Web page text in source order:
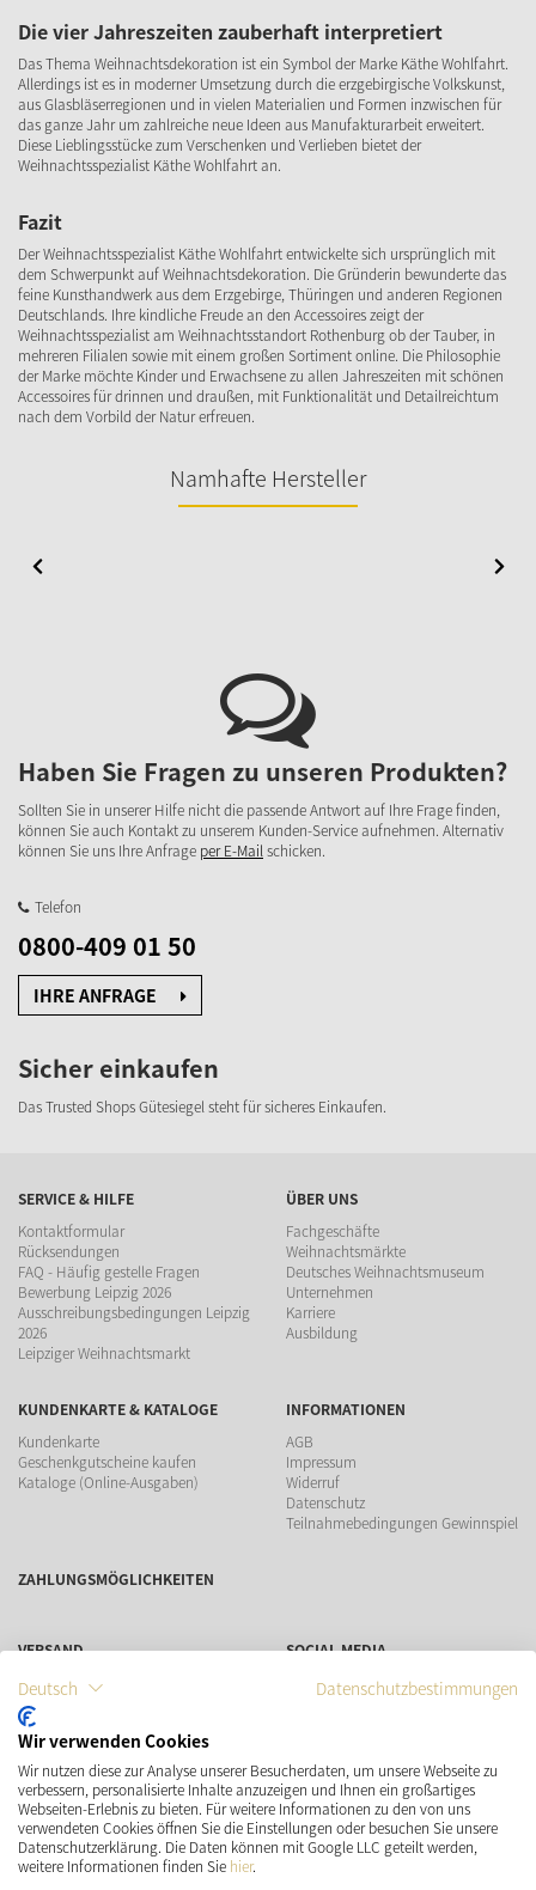
Die vier Jahreszeiten zauberhaft interpretiert
Das Thema Weihnachtsdekoration ist ein Symbol der Marke Käthe Wohlfahrt.
Allerdings ist es in moderner Umsetzung durch die erzgebirgische Volkskunst,
aus Glasbläserregionen und in vielen Materialien und Formen inzwischen für
das ganze Jahr um zahlreiche neue Ideen aus Manufakturarbeit erweitert.
Diese Lieblingsstücke zum Verschenken und Verlieben bietet der
Weihnachtsspezialist Käthe Wohlfahrt an.
Fazit
Der Weihnachtsspezialist Käthe Wohlfahrt entwickelte sich ursprünglich mit
dem Schwerpunkt auf Weihnachtsdekoration. Die Gründerin bewunderte das
feine Kunsthandwerk aus dem Erzgebirge, Thüringen und anderen Regionen
Deutschlands. Ihre kindliche Freude an den Accessoires zeigt der
Weihnachtsspezialist am Weihnachtsstandort Rothenburg ob der Tauber, in
mehreren Filialen sowie mit einem großen Sortiment online. Die Philosophie
der Marke möchte Kinder und Erwachsene zu allen Jahreszeiten mit schönen
Accessoires für drinnen und draußen, mit Funktionalität und Detailreichtum
nach dem Vorbild der Natur erfreuen.
Namhafte Hersteller
Haben Sie Fragen zu unseren Produkten?
Sollten Sie in unserer Hilfe nicht die passende Antwort auf Ihre Frage finden,
können Sie auch Kontakt zu unserem Kunden-Service aufnehmen. Alternativ
können Sie uns Ihre Anfrage per E-Mailschicken.
Telefon
0800-409 01 50
IHRE ANFRAGE
Sicher einkaufen
Das Trusted Shops Gütesiegel steht für sicheres Einkaufen.
SERVICE & HILFE
Kontaktformular
Rücksendungen
FAQ - Häufig gestelle Fragen
Bewerbung Leipzig 2026
Ausschreibungsbedingungen Leipzig
2026
Leipziger Weihnachtsmarkt
ÜBER UNS
Fachgeschäfte
Weihnachtsmärkte
Deutsches Weihnachtsmuseum
Unternehmen
Karriere
Ausbildung
KUNDENKARTE & KATALOGE
Kundenkarte
Geschenkgutscheine kaufen
Kataloge (Online-Ausgaben)
INFORMATIONEN
AGB
Impressum
Widerruf
Datenschutz
Teilnahmebedingungen Gewinnspiel
ZAHLUNGSMÖGLICHKEITEN
VERSAND SOCIAL MEDIA
* Preisangaben inkl. gesetzl. MwSt. und zzgl.
Deutsch Datenschutzbestimmungen
Wir verwenden Cookies
Wir nutzen diese zur Analyse unserer Besucherdaten, um unsere Webseite zu
verbessern, personalisierte Inhalte anzuzeigen und Ihnen ein großartiges
Webseiten-Erlebnis zu bieten. Für weitere Informationen zu den von uns
verwendeten Cookies öffnen Sie die Einstellungen oder besuchen Sie unsere
Datenschutzerklärung. Die Daten können mit Google LLC geteilt werden,
weitere Informationen finden Sie hier.